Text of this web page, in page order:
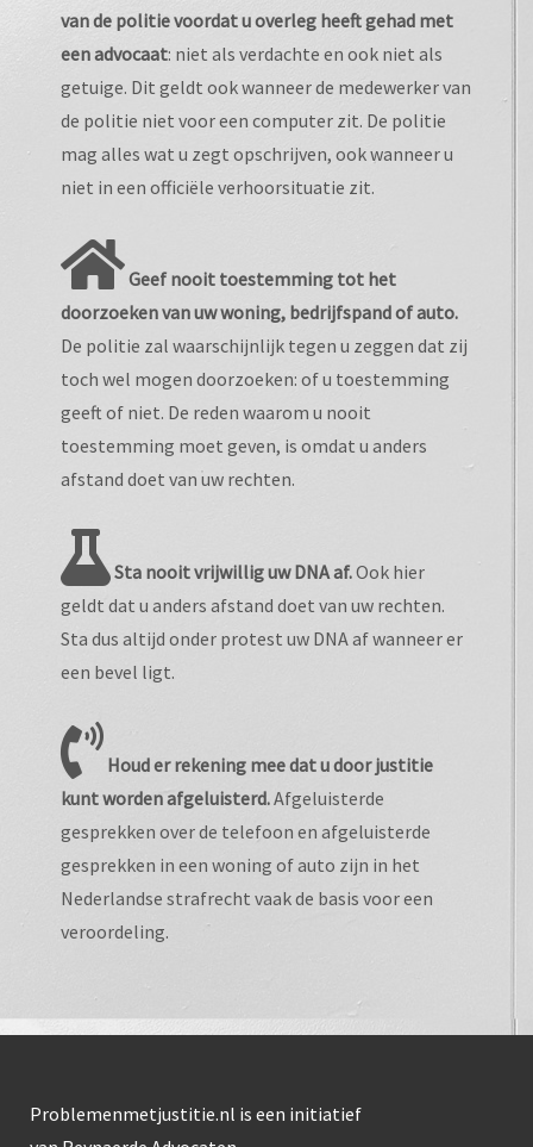
van de politie voordat u overleg heeft gehad met
een advocaat: niet als verdachte en ook niet als
getuige. Dit geldt ook wanneer de medewerker van
de politie niet voor een computer zit. De politie
mag alles wat u zegt opschrijven, ook wanneer u
niet in een officiële verhoorsituatie zit.
Geef nooit toestemming tot het
doorzoeken van uw woning, bedrijfspand of auto.
De politie zal waarschijnlijk tegen u zeggen dat zij
toch wel mogen doorzoeken: of u toestemming
geeft of niet. De reden waarom u nooit
toestemming moet geven, is omdat u anders
afstand doet van uw rechten.
Sta nooit vrijwillig uw DNA af.Ook hier
geldt dat u anders afstand doet van uw rechten.
Sta dus altijd onder protest uw DNA af wanneer er
een bevel ligt.
Houd er rekening mee dat u door justitie
kunt worden afgeluisterd.Afgeluisterde
gesprekken over de telefoon en afgeluisterde
gesprekken in een woning of auto zijn in het
Nederlandse strafrecht vaak de basis voor een
veroordeling.
Problemenmetjustitie.nl is een initiatief